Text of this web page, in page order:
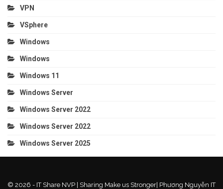
VPN
VSphere
Windows
Windows
Windows 11
Windows Server
Windows Server 2022
Windows Server 2022
Windows Server 2025
© 2026 - IT Share NVP | Sharing Make us Stronger| Phương Nguyễn IT